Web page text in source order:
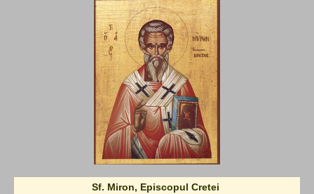
Sf. Miron, Episcopul Cretei